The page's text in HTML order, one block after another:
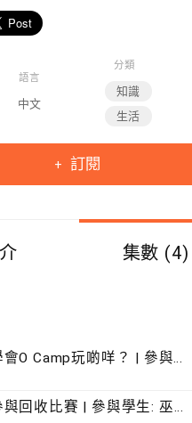
語言
中文
分類
知識
生活
訂閱
集數 (4)
#52 環保學會O Camp玩啲咩？ | 參與學生: Sammi、Cardi、Charles (香港科技大學 環境管理及科技學生聯會)
#51 積極參與回收比賽 | 參與學生: 巫巫、Vincy、Thomas (樂善堂顧超文中學) (「SGREEN 校際回收比賽」最積極參與學校獎 中學組銀獎得主)